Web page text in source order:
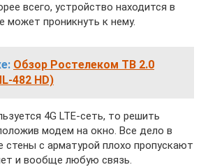
всего, устройство находится в
может проникнуть к нему.
Обзор Ростелеком ТВ 2.0
482 HD)
4G LTE-сеть, то решить
модем на окно. Все дело в
стены с арматурой плохо пропускают
и вообще любую связь.